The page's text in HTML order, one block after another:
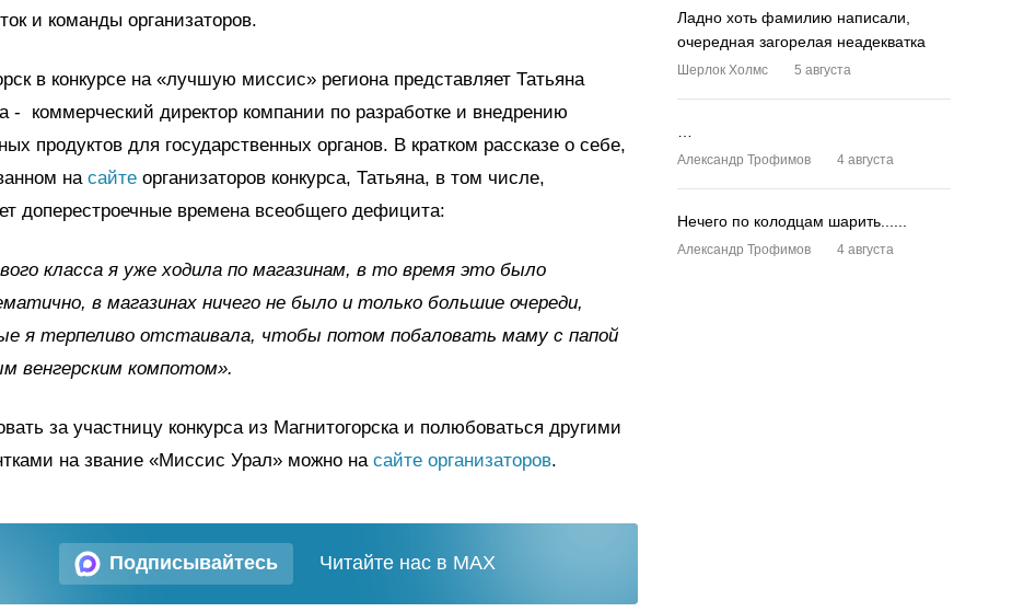
и команды организаторов.
в конкурсе на «лучшую миссис» региона представляет Татьяна
- коммерческий директор компании по разработке и внедрению
продуктов для государственных органов. В кратком рассказе о себе,
на сайте организаторов конкурса, Татьяна, в том числе,
доперестроечные времена всеобщего дефицита:
класса я уже ходила по магазинам, в то время это было
в магазинах ничего не было и только большие очереди,
я терпеливо отстаивала, чтобы потом побаловать маму с папой
венгерским компотом».
за участницу конкурса из Магнитогорска и полюбоваться другими
на звание «Миссис Урал» можно на сайте организаторов.
Подписывайтесь Читайте нас в MAX
Ладно хоть фамилию написали,
очередная загорелая неадекватка
Шерлок Холмс 5 августа
Александр Трофимов 4 августа
Нечего по колодцам шарить......
Александр Трофимов 4 августа